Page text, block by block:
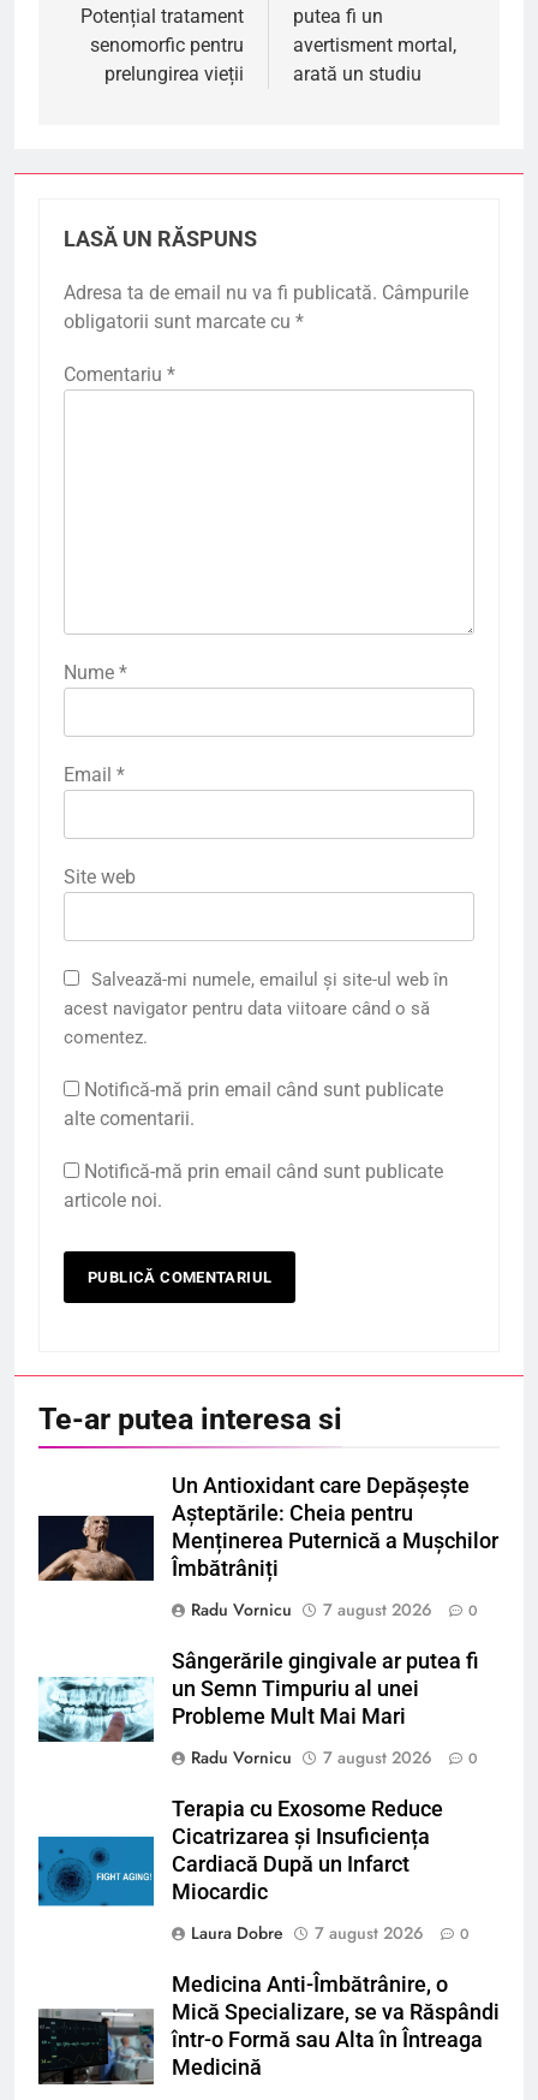
articole
Potențial tratament
senomorfic pentru
prelungirea vieții
putea fi un
avertisment mortal,
arată un studiu
LASĂ UN RĂSPUNS
Adresa ta de email nu va fi publicată. Câmpurile
obligatorii sunt marcate cu *
Comentariu *
Nume *
Email *
Site web
Salvează-mi numele, emailul și site-ul web în
acest navigator pentru data viitoare când o să
comentez.
Notifică-mă prin email când sunt publicate
alte comentarii.
Notifică-mă prin email când sunt publicate
articole noi.
Te-ar putea interesa si
Un Antioxidant care Depășește
Așteptările: Cheia pentru
Menținerea Puternică a Mușchilor
Îmbătrâniți
Radu Vornicu
7 august 2026 0
Sângerările gingivale ar putea fi
un Semn Timpuriu al unei
Probleme Mult Mai Mari
Radu Vornicu
7 august 2026 0
Terapia cu Exosome Reduce
Cicatrizarea și Insuficiența
Cardiacă După un Infarct
Miocardic
Laura Dobre
7 august 2026 0
Medicina Anti-Îmbătrânire, o
Mică Specializare, se va Răspândi
într-o Formă sau Alta în Întreaga
Medicină